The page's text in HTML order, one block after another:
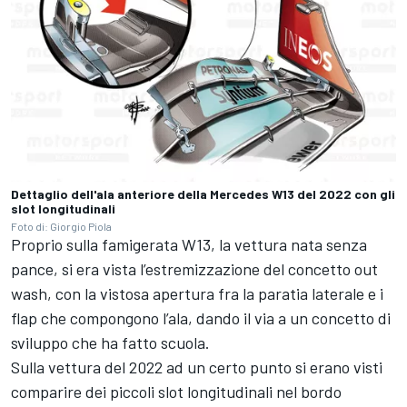
Dettaglio dell'ala anteriore della Mercedes W13 del 2022 con gli
slot longitudinali
Foto di: Giorgio Piola
Proprio sulla famigerata W13, la vettura nata senza
pance, si era vista l’estremizzazione del concetto out
wash, con la vistosa apertura fra la paratia laterale e i
flap che compongono l’ala, dando il via a un concetto di
sviluppo che ha fatto scuola.
Sulla vettura del 2022 ad un certo punto si erano visti
comparire dei piccoli slot longitudinali nel bordo